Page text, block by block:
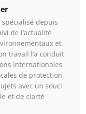
depuis
de l’actualité
et
travail l’a conduit
internationales
de protection
avec un souci
et de clarté